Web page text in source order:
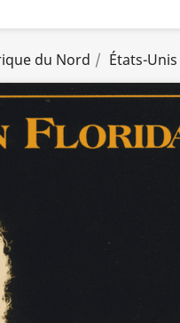
du Nord États-Unis